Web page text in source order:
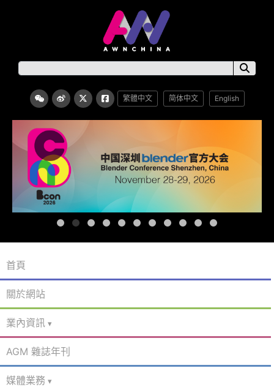
繁體中文 简体中文 English
首頁
關於網站
業內資訊
AGM 雜誌年刊
媒體業務